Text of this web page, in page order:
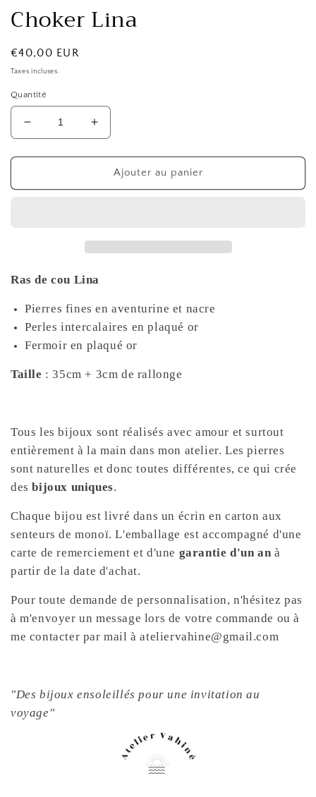
Choker Lina
Prix
habituel
€40,00 EUR
Taxes incluses.
Quantité
Réduire
la
quantité
Choker
Augmenter
la
quantité
Choker
Ajouter au panier
Ras de cou Lina
Pierres fines en aventurine et nacre
Perles intercalaires en plaqué or
Fermoir en plaqué or
Taille : 35cm + 3cm de rallonge
Tous les bijoux sont réalisés avec amour et surtout
entièrement à la main dans mon atelier. Les pierres
sont naturelles et donc toutes différentes, ce qui crée
desbijoux uniques.
Chaque bijou est livré dans un écrin en carton aux
senteurs de monoï. L'emballage est accompagné d'une
carte de remerciement et d'une garantie d'un an à
partir de la date d'achat.
Pour toute demande de personnalisation, n'hésitez pas
à m'envoyer un message lors de votre commande ou à
me contacter par mail à ateliervahine@gmail.com
"Des bijoux ensoleillés pour une invitation au
voyage"